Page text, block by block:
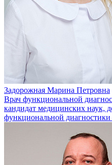
Задорожная Марина Петровна
Врач функциональной
кандидат медицинских наук,
функциональной